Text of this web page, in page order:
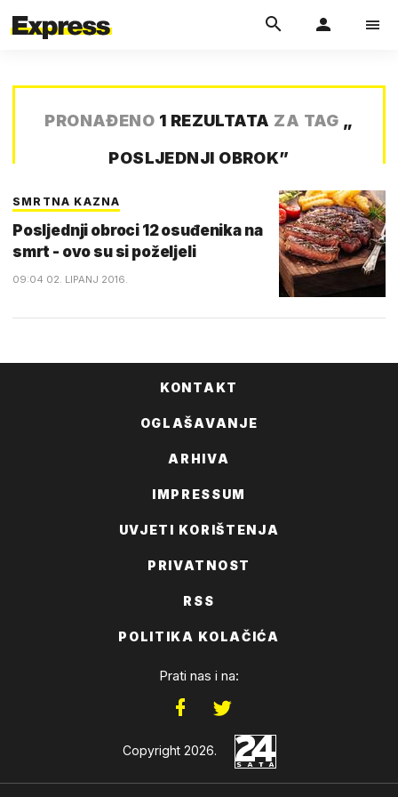
PRONAĐENO 1 REZULTATA ZA TAG „
POSLJEDNJI OBROK”
SMRTNA KAZNA
Posljednji obroci 12 osuđenika na
smrt - ovo su si poželjeli
09:04 02. LIPANJ 2016.
KONTAKT
OGLAŠAVANJE
ARHIVA
IMPRESSUM
UVJETI KORIŠTENJA
PRIVATNOST
RSS
POLITIKA KOLAČIĆA
Prati nas i na:
Copyright 2026.